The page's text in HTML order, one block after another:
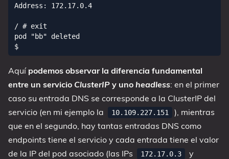
Address: 172.17.0.4
/ # exit
pod "bb" deleted
Aquí podemos observar la diferencia fundamental
entre un servicio ClusterIP y uno headless: en el primer
caso su entrada DNS se corresponde a la ClusterIP del
servicio (en mi ejemplo la
10.109.227.151
), mientras
que en el segundo, hay tantas entradas DNS como
endpoints tiene el servicio y cada entrada tiene el valor
de la IP del pod asociado (las IPs
172.17.0.3 y